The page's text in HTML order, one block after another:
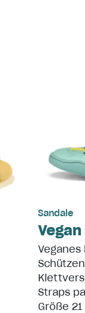
Sandale
Veganes
Straps
Größe